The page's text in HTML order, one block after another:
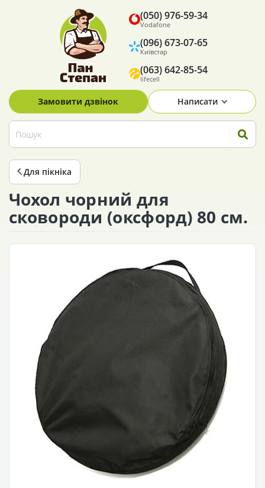
Vodafone
(050) 976-59-34
Київстар
(096) 673-07-65
lifecell
(063) 642-85-54
Замовити дзвінок Написати
Для пікніка
Чохол чорний для
сковороди (оксфорд) 80 см.